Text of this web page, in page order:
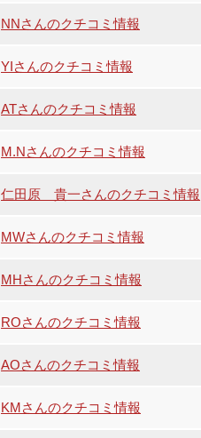
NNさんのクチコミ情報
YIさんのクチコミ情報
ATさんのクチコミ情報
M.Nさんのクチコミ情報
仁田原 貴一さんのクチコミ情報
MWさんのクチコミ情報
MHさんのクチコミ情報
ROさんのクチコミ情報
AOさんのクチコミ情報
KMさんのクチコミ情報